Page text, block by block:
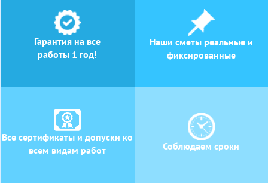
Гарантия на все
работы 1 год!
Наши сметы реальные и
фиксированные
Все сертификаты и допуски ко
всем видам работ
Соблюдаем сроки